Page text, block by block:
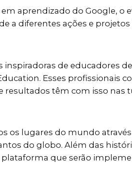
aprendizado do Google, o
a diferentes ações e
de educadores
Esses profissionais
têm com isso nas
os lugares do mundo
do globo. Além das
que serão